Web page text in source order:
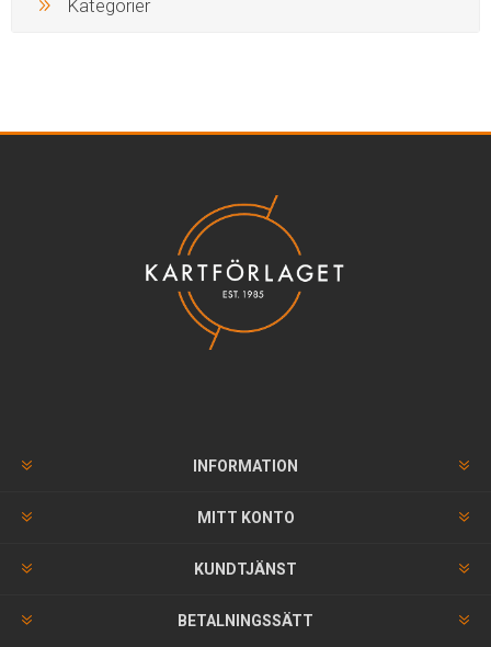
Kategorier
INFORMATION
MITT KONTO
KUNDTJÄNST
BETALNINGSSÄTT